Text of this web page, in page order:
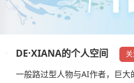
DE·XIANA的个人空间
一般路过型人物与AI作者，巨大